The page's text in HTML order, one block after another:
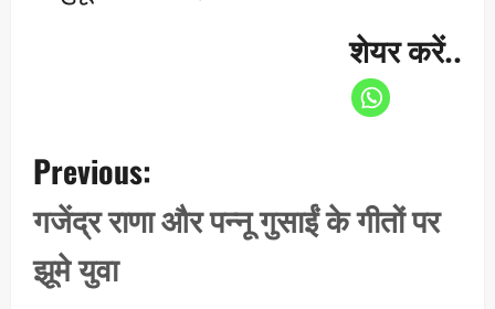
शेयर करें..
o
s
n
Previous:
गजेंद्र राणा और पन्नू गुसाईं के गीतों पर
झूमे युवा